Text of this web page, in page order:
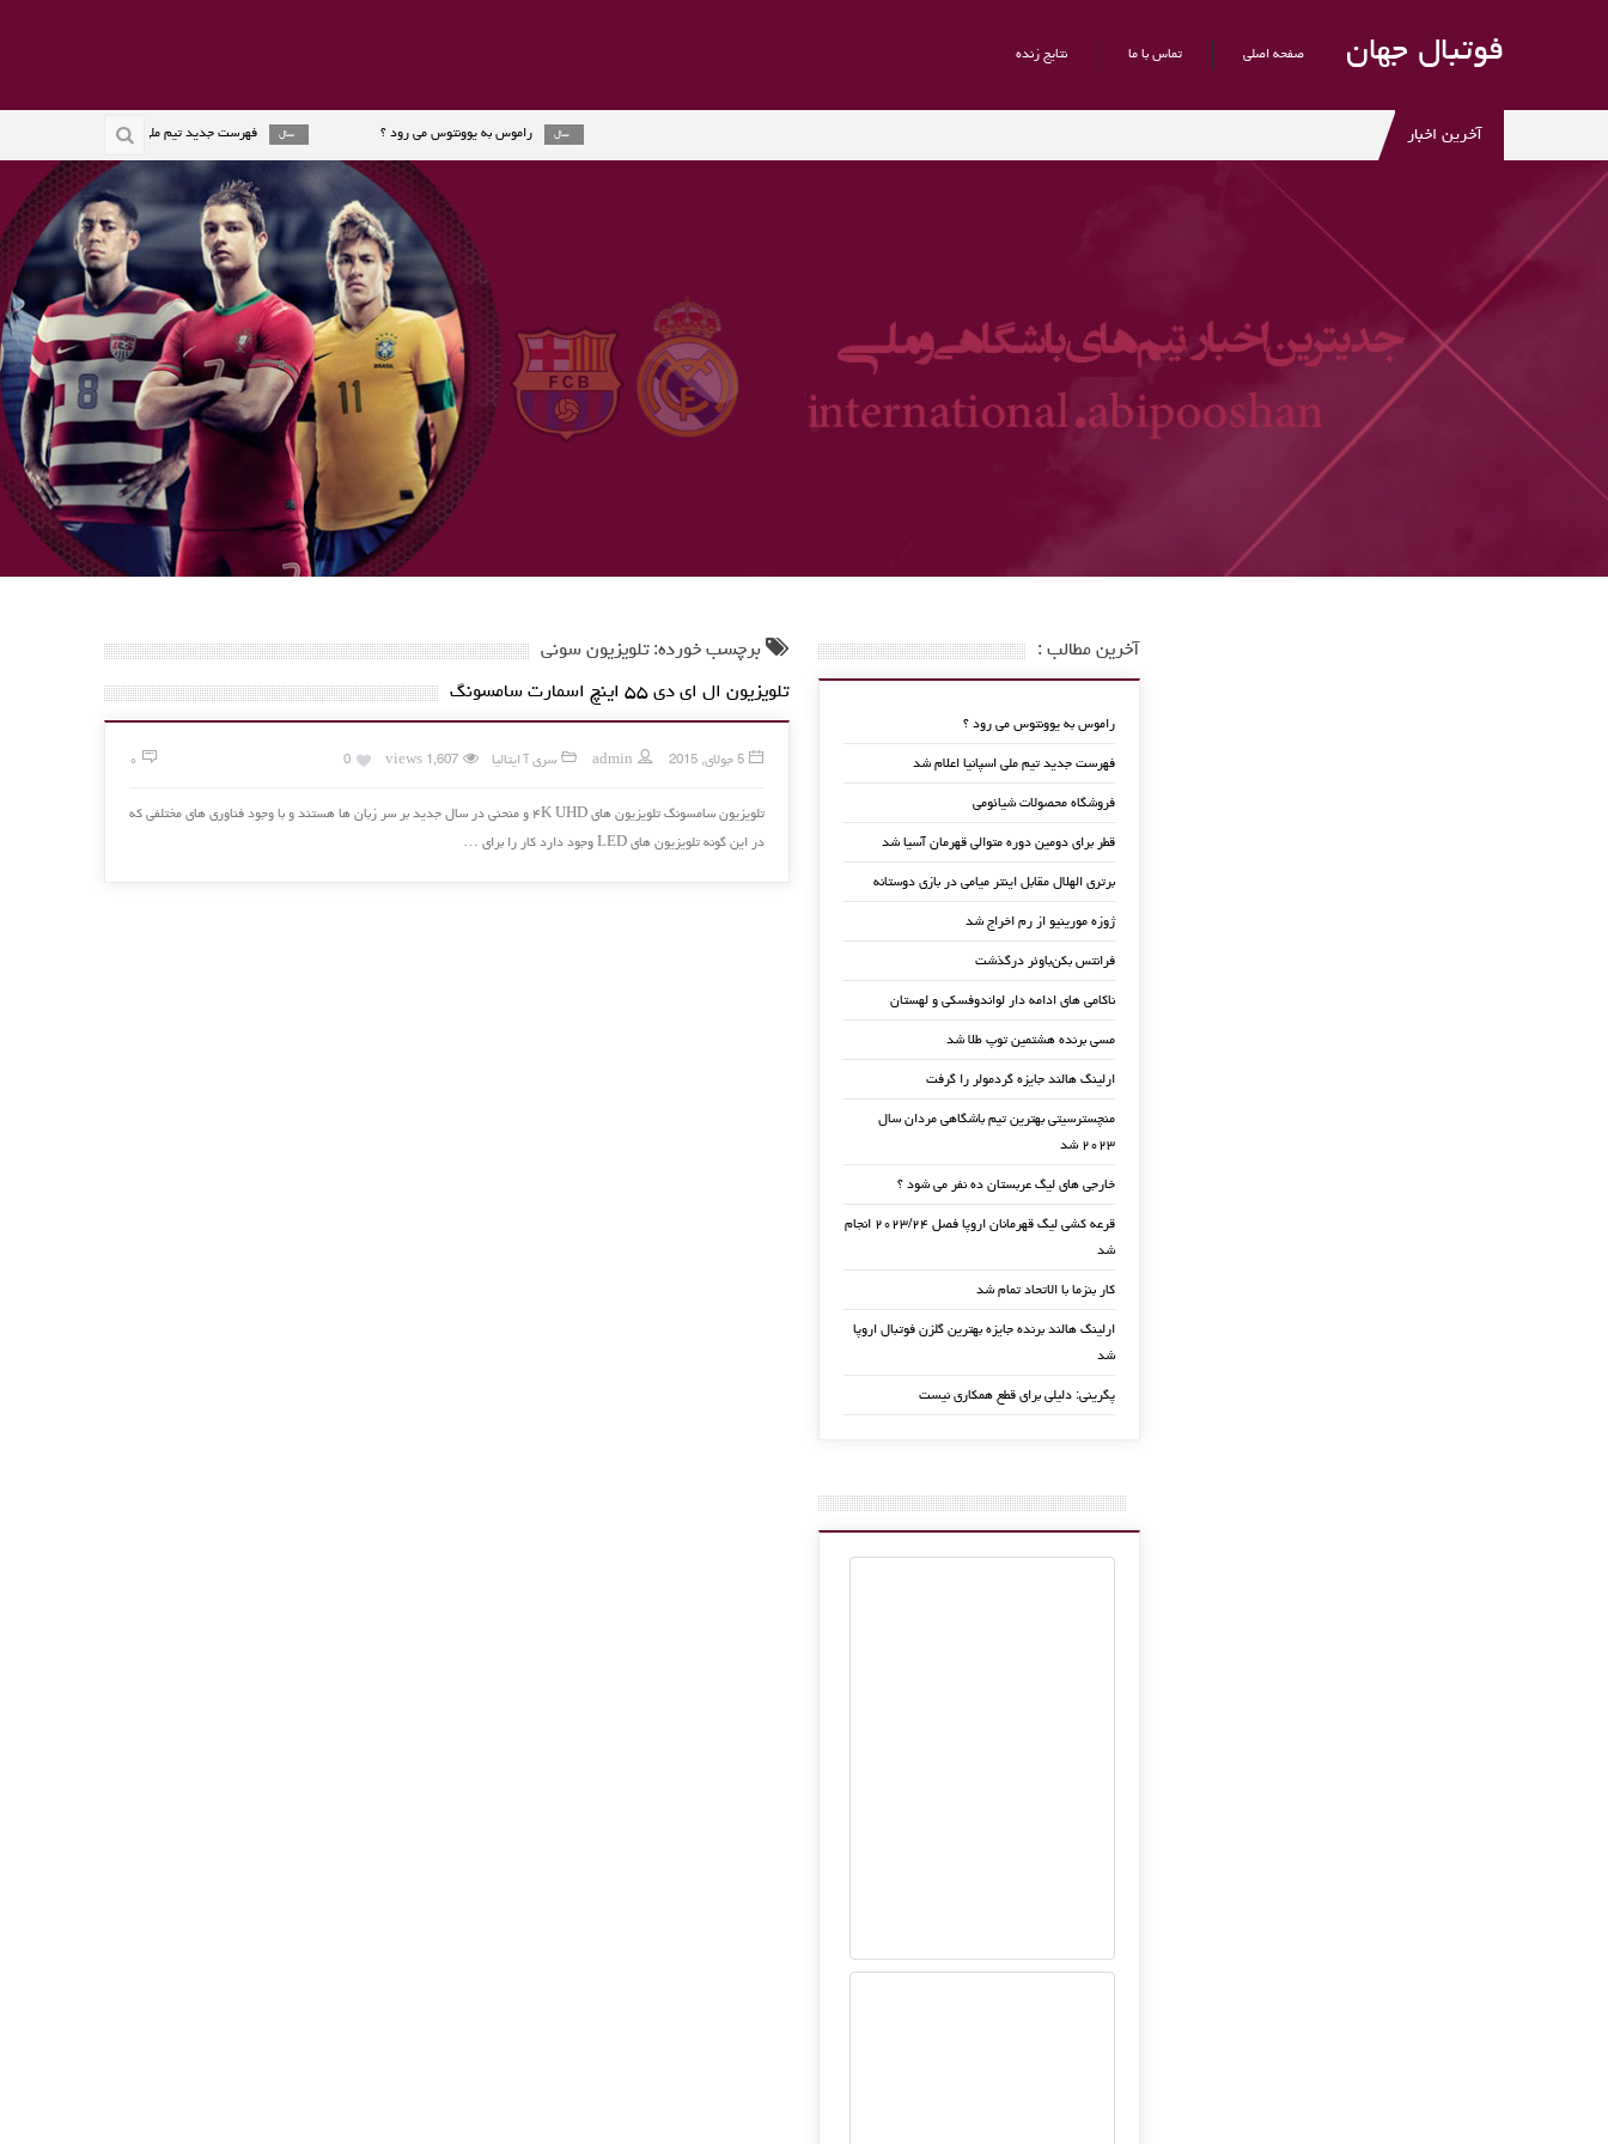
فوتبال جهان صفحه اصلی تماس با ما نتایج زنده
آخرین اخبار راموس به یوونتوس می رود ؟ فهرست جدید تیم ملی اسپانیا اعلام شد
ارلینگ هالند جایزه گردمولر را گرفت
برچسب خورده: تلویزیون سونی
تلویزیون ال ای دی ۵۵ اینچ اسمارت سامسونگ
5 جولای, 2015 admin سری آ ایتالیا 1,607 views
0 ۰
تلویزیون سامسونگ تلویزیون های ۴K UHD و منحنی در سال جدید بر سر زبان ها هستند و با وجود فناوری های مختلفی که
در این گونه تلویزیون های LED وجود دارد کار را برای …
آخرین مطالب :
راموس به یوونتوس می رود ؟
فهرست جدید تیم ملی اسپانیا اعلام شد
فروشگاه محصولات شیائومی
قطر برای دومین دوره متوالی قهرمان آسیا شد
برتری الهلال مقابل اینتر میامی در بازی دوستانه
ژوزه مورینیو از رم اخراج شد
فرانتس بکن‌باوئر درگذشت
ناکامی های ادامه دار لواندوفسکی و لهستان
مسی برنده هشتمین توپ طلا شد
ارلینگ هالند جایزه گردمولر را گرفت
منچسترسیتی بهترین تیم باشگاهی مردان سال
۲۰۲۳ شد
خارجی های لیگ عربستان ده نفر می شود ؟
قرعه کشی لیگ قهرمانان اروپا فصل ۲۰۲۳/۲۴ انجام
شد
کار بنزما با الاتحاد تمام شد
ارلینگ هالند برنده جایزه بهترین گلزن فوتبال اروپا
شد
پگرینی: دلیلی برای قطع همکاری نیست